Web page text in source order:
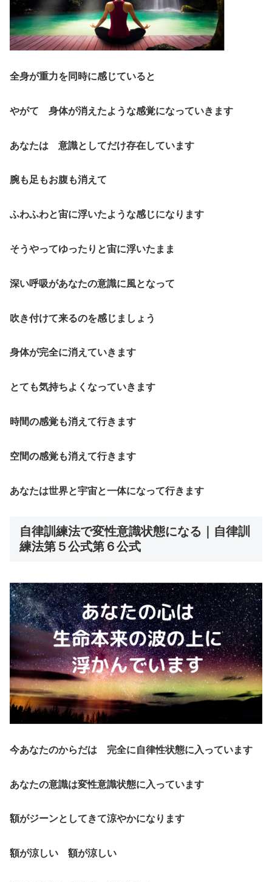
全身が重力を同時に感じていると
やがて 身体が消えたような感覚になっていきます
あなたは 意識としてだけ存在しています
腕も足もお腹も消えて
ふわふわと宙に浮いたような感じになります
そうやってゆったりと宙に浮いたまま
深い呼吸があなたの意識に風となって
吹き付けて来るのを感じましょう
身体が完全に消えていきます
とても気持ちよくなっていきます
時間の感覚も消えて行きます
空間の感覚も消えて行きます
あなたは世界と宇宙と一体になって行きます
自律訓練法で変性意識状態になる｜自律訓
練法第５公式第６公式
今あなたのからだは 完全に自律性状態に入っています
あなたの意識は変性意識状態に入っています
額がジーンとしてきて涼やかになります
額が涼しい 額が涼しい